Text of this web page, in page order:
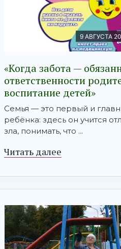
9 АВГУСТА
«Когда забота —
ответственности
воспитание детей»
Семья — это первый и
ребёнка: здесь он учится
зла, понимать, что ...
Читать далее